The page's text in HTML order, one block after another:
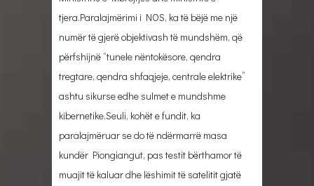
tjera.Paralajmërimi i NOS, ka të bëjë me një
numër të gjerë objektivash të mundshëm, që
përfshijnë “tunele nëntokësore, qendra
tregtare, qendra shfaqjeje, centrale elektrike”
ashtu sikurse edhe sulmet e mundshme
kibernetike.Seuli, kohët e fundit, ka
paralajmëruar se do të ndërmarrë masa
kundër Piongiangut, pas testit bërthamor të
muajit të kaluar dhe lëshimit të satelitit gjatë